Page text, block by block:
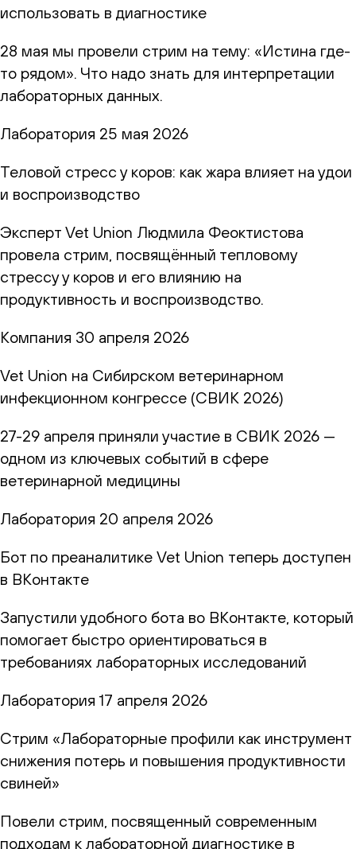
использовать в диагностике
28 мая мы провели стрим на тему: «Истина где-
то рядом». Что надо знать для интерпретации
лабораторных данных.
Лаборатория 25 мая 2026
Теловой стресс у коров: как жара влияет на удои
и воспроизводство
Эксперт Vet Union Людмила Феоктистова
провела стрим, посвящённый тепловому
стрессу у коров и его влиянию на
продуктивность и воспроизводство.
Компания 30 апреля 2026
Vet Union на Сибирском ветеринарном
инфекционном конгрессе (СВИК 2026)
27-29 апреля приняли участие в СВИК 2026 —
одном из ключевых событий в сфере
ветеринарной медицины
Лаборатория 20 апреля 2026
Бот по преаналитике Vet Union теперь доступен
в ВКонтакте
Запустили удобного бота во ВКонтакте, который
помогает быстро ориентироваться в
требованиях лабораторных исследований
Лаборатория 17 апреля 2026
Стрим «Лабораторные профили как инструмент
снижения потерь и повышения продуктивности
свиней»
Повели стрим, посвященный современным
подходам к лабораторной диагностике в